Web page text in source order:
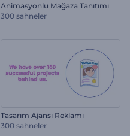
Animasyonlu Mağaza Tanıtımı
300 sahneler
Tasarım Ajansı Reklamı
300 sahneler